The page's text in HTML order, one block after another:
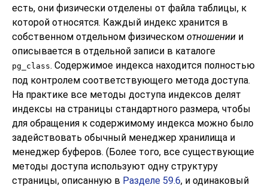
есть, они физически отделены от файла таблицы, к
которой относятся. Каждый индекс хранится в
собственном отдельном физическом отношении и
описывается в отдельной записи в каталоге
pg_class. Содержимое индекса находится полностью
под контролем соответствующего метода доступа.
На практике все методы доступа индексов делят
индексы на страницы стандартного размера, чтобы
для обращения к содержимому индекса можно было
задействовать обычный менеджер хранилища и
менеджер буферов. (Более того, все существующие
методы доступа используют одну структуру
страницы, описанную в Разделе 59.6, и одинаковый